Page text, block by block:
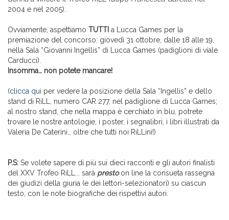
2004 e nel 2005).
Ovviamente, aspettiamo TUTTI a Lucca Games per la
premiazione del concorso: giovedì 31 ottobre, dalle 18 alle 19,
nella Sala “Giovanni Ingellis” di Lucca Games (padiglioni di viale
Carducci).
Insomma… non potete mancare!
(clicca qui per vedere la posizione della Sala “Ingellis” e dello
stand di RiLL, numero CAR 277, nel padiglione di Lucca Games;
al nostro stand, che nella mappa è cerchiato in blu, potrete
trovare le nostre antologie, i poster, i segnalibri, i libri illustrati da
Valeria De Caterini… oltre che tutti noi RiLLini!)
P.S: Se volete sapere di più sui dieci racconti e gli autori finalisti
del XXV Trofeo RiLL... sarà prestoon line la consueta rassegna
dei giudizi della giuria (e dei lettori-selezionatori) su ciascun
testo, con le note biografiche dei rispettivi autori.